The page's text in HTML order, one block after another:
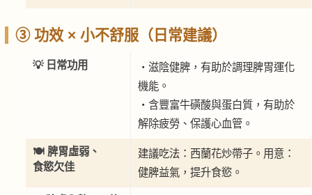
③ 功效 × 小不舒服（日常建議）
💡 日常功用
・滋陰健脾，有助於調理脾胃運化
機能。
・含豐富牛磺酸與蛋白質，有助於
解除疲勞、保護心血管。
🍽️ 脾胃虛弱、
食慾欠佳
建議吃法：西蘭花炒帶子。用意：
健脾益氣，提升食慾。